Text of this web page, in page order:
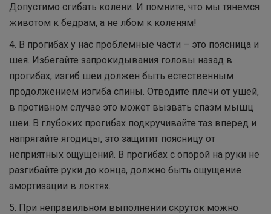
Допустимо сгибать колени. И помните, что мы тянемся
животом к бедрам, а не лбом к коленям!
4. В прогибах у нас проблемные части – это поясница и
шея. Избегайте запрокидывания головы назад в
прогибах, изгиб шеи должен быть естественным
продолжением изгиба спины. Отводите плечи от ушей,
в противном случае это может вызвать спазм мышц
шеи. В глубоких прогибах подкручивайте таз вперед и
напрягайте ягодицы, это защитит поясницу от
неприятных ощущений. В прогибах с опорой на руки не
разгибайте руки до конца, должно быть ощущение
амортизации в локтях.
5. При неправильном выполнении скруток можно